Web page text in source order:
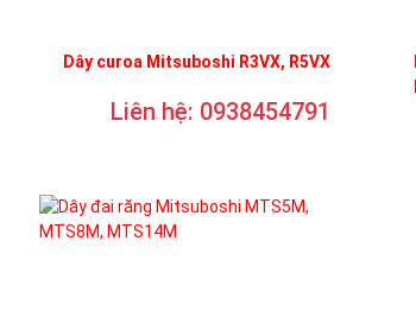
Dây curoa Mitsuboshi R3VX, R5VX
Liên hệ: 0938454791